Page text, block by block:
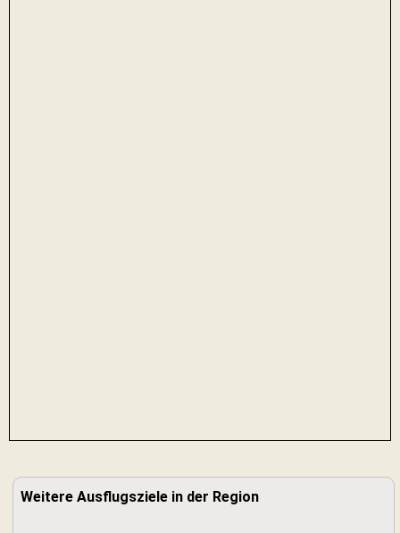
Weitere Ausflugsziele in der Region